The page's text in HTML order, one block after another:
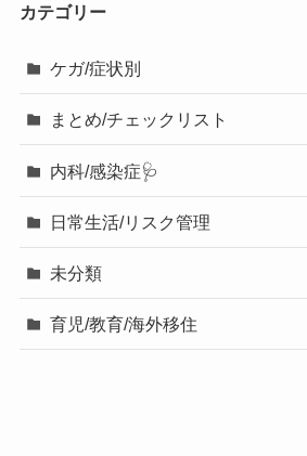
カテゴリー
ケガ/症状別
まとめ/チェックリスト
内科/感染症🩺
日常生活/リスク管理
未分類
育児/教育/海外移住